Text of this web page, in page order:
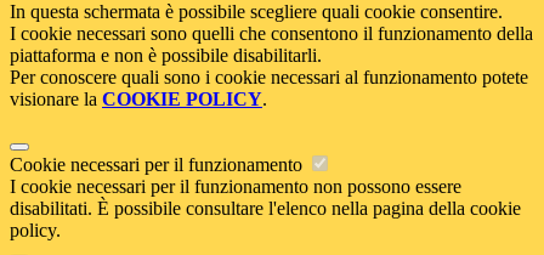
In questa schermata è possibile scegliere quali cookie consentire.
I cookie necessari sono quelli che consentono il funzionamento della
piattaforma e non è possibile disabilitarli.
Per conoscere quali sono i cookie necessari al funzionamento potete
visionare la COOKIE POLICY.
Cookie necessari per il funzionamento
I cookie necessari per il funzionamento non possono essere
disabilitati. È possibile consultare l'elenco nella pagina della cookie
policy.